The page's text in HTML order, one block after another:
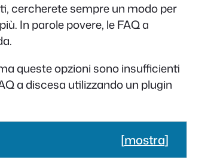
cercherete sempre un modo per
In parole povere, le FAQ a
queste opzioni sono insufficienti
a discesa utilizzando un plugin
[mostra]